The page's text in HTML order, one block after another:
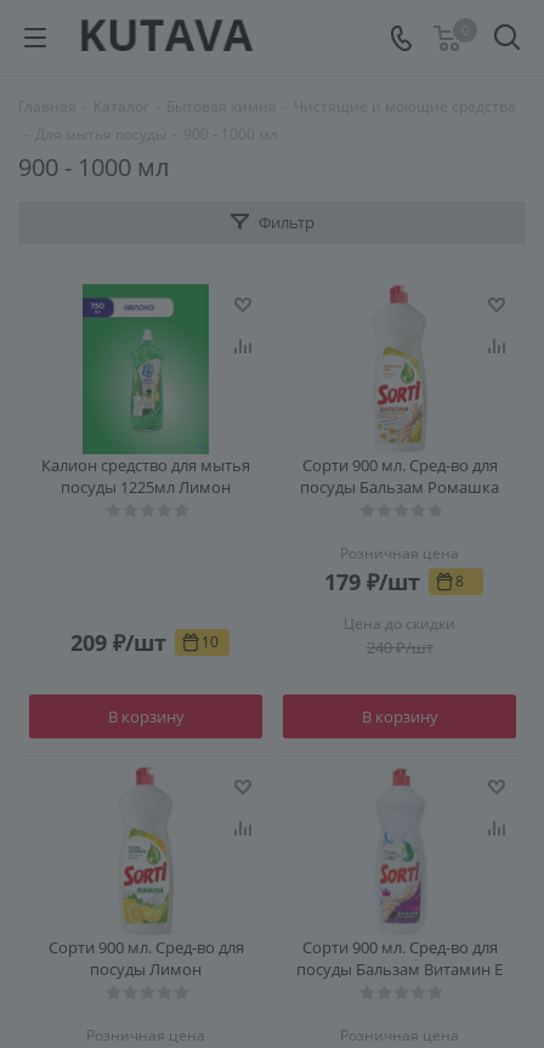
900 - 1000 мл
Фильтр
Калион средство для мытья
посуды 1225мл Лимон
209 ₽/шт 10
В корзину
Сорти 900 мл. Сред-во для
посуды Бальзам Ромашка
Розничная цена
179 ₽/шт 8
Цена до скидки
240₽/шт
В корзину
Сорти 900 мл. Сред-во для
посуды Лимон
Розничная цена
Сорти 900 мл. Сред-во для
посуды Бальзам Витамин Е
Розничная цена